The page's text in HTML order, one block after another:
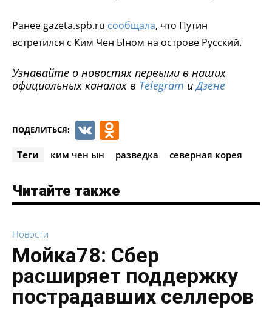
Ранее gazeta.spb.ru сообщала, что Путин
встретился с Ким Чен Ыном на острове Русский.
Узнавайте о новостях первыми в наших
официальных каналах в Telegram иДзене
ПОДЕЛИТЬСЯ: VK
Теги ким чен ын разведка северная корея
Читайте также
Новости
Мойка78: Сбер
расширяет поддержку
пострадавших селлеров